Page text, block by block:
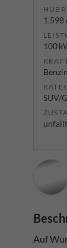
1.598
100
Benzin
SUV/
Auf